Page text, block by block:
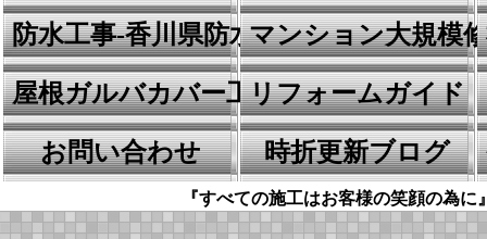
防水工事-香川県防水の川田建装
マンション大規模
屋根ガルバカバー工事リフォームガイド
お問い合わせ 時折更新ブログ
『すべての施工はお客様の笑顔